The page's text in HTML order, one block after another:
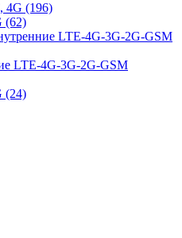
4G (196)
(62)
LTE-4G-3G-2G-GSM
LTE-4G-3G-2G-GSM
(24)